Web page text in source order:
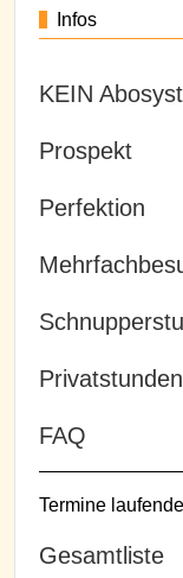
Infos
KEIN
Prospekt
Perfektion
Privatstunden
FAQ
Termine
Gesamtliste